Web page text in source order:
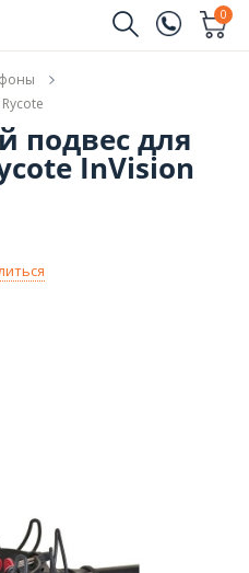
(096)
(044)
0
Rycote
подвес для
InVision
Купить